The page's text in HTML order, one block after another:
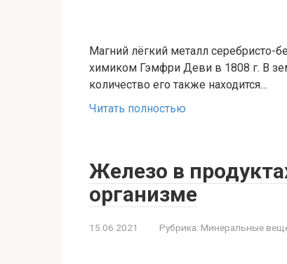
Магний лёгкий металл
химиком Гэмфри Деви в 1808 г. В
количество его также находится…
Читать полностью
Железо в
организме
15.06.2021 Рубрика: Минеральные